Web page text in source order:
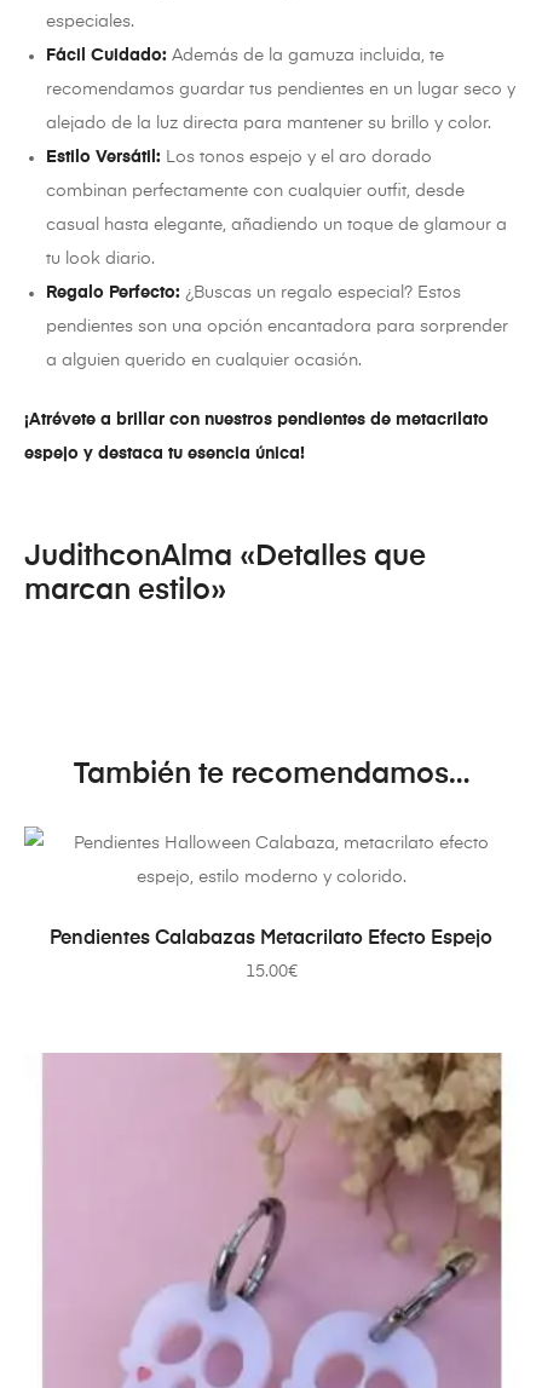
especiales.
Fácil Cuidado: Además de la gamuza incluida, te
recomendamos guardar tus pendientes en un lugar seco y
alejado de la luz directa para mantener su brillo y color.
Estilo Versátil: Los tonos espejo y el aro dorado
combinan perfectamente con cualquier outfit, desde
casual hasta elegante, añadiendo un toque de glamour a
tu look diario.
Regalo Perfecto: ¿Buscas un regalo especial? Estos
pendientes son una opción encantadora para sorprender
a alguien querido en cualquier ocasión.
¡Atrévete a brillar con nuestros pendientes de metacrilato
espejo y destaca tu esencia única!
JudithconAlma «Detalles que
marcan estilo»
También te recomendamos…
AÑADIR AL CARRITO
Pendientes Calabazas Metacrilato Efecto Espejo
15.00€